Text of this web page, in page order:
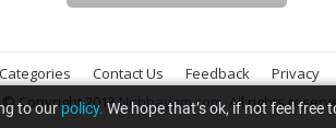
Categories Contact Us Feedback Privacy
© Copyright 2013Nirbhayam.com. All rights
to ourpolicy.We hope that’s ok, if not feel free